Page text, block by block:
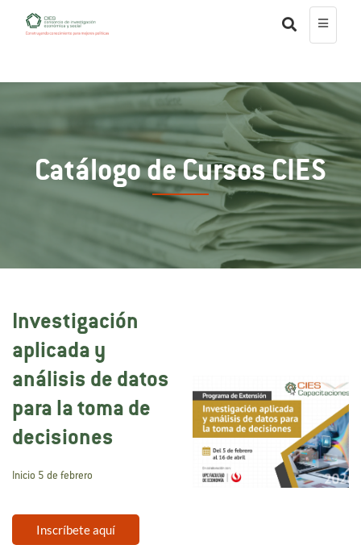
Catálogo de Cursos CIES
Investigación
aplicada y
análisis de datos
para la toma de
decisiones
Inicio 5 de febrero
Inscríbete aquí